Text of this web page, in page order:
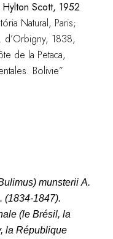
Scott, 1952
Natural, Paris;
1838,
de la Petaca,
Bolivie”
munsterii A.
(1834-1847).
(le Brésil, la
la République